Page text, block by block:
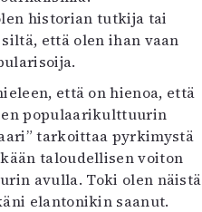
historian tutkija tai
että olen ihan vaan
että on hienoa, että
populaarikulttuurin
tarkoittaa pyrkimystä
taloudellisen voiton
avulla. Toki olen näistä
elantonikin saanut.